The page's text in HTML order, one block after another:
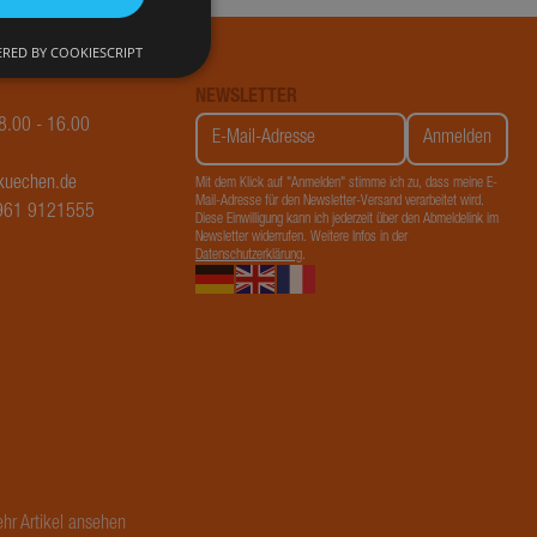
- 16.00
9121555
NEWSLETTER
Mit dem Klick auf "Anmelden" stimme ich zu, dass meine E-
Mail-Adresse für den Newsletter-Versand verarbeitet wird.
Diese Einwilligung kann ich jederzeit über den Abmeldelink im
Newsletter widerrufen. Weitere Infos in der
Datenschutzerklärung.
Artikel ansehen
Diese Cookies
Universal
BY COOKIESCRIPT